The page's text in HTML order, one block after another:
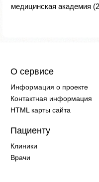
медицинская академия
О сервисе
Информация о проекте
Контактная информация
HTML карты сайта
Пациенту
Клиники
Врачи